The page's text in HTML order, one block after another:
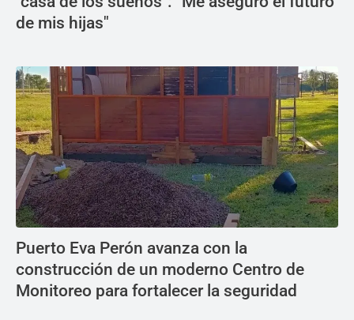
de mis hijas"
Puerto Eva Perón avanza con la
construcción de un moderno Centro de
Monitoreo para fortalecer la seguridad